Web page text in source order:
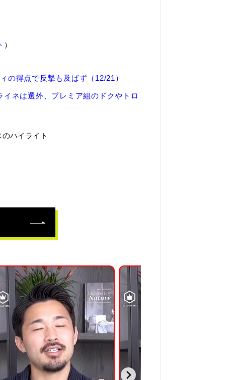
）
得点で反撃も及ばず（12/21）
ネは選外、プレミア組のドクやトロ
のハイライト